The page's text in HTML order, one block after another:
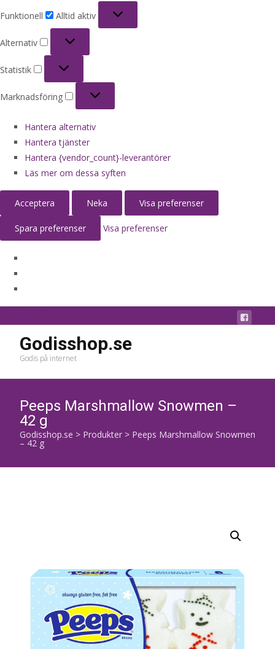
Funktionell
Alltid aktiv
Alternativ
Statistik
Marknadsföring
Hantera alternativ
Hantera tjänster
Hantera {vendor_count}-leverantörer
Läs mer om dessa syften
Acceptera Neka Visa preferenser
Spara preferenser Visa preferenser
Godisshop.se
Godis på internet
Peeps Marshmallow Snowmen –
42 g
Godisshop.se > Produkter > Peeps Marshmallow Snowmen
– 42 g